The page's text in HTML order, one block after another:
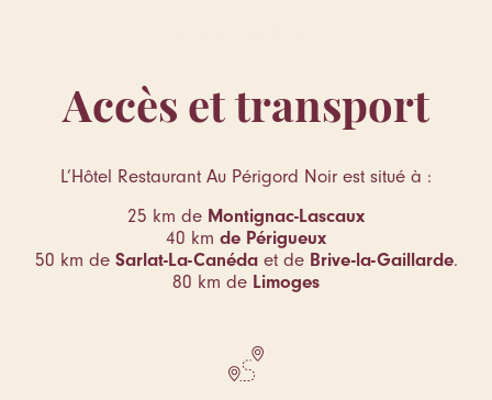
Accès et transport
L’Hôtel Restaurant Au Périgord Noir est situé à :
25 km de Montignac-Lascaux
40 km de Périgueux
50 km de Sarlat-La-Canédaet de Brive-la-Gaillarde.
80 km de Limoges